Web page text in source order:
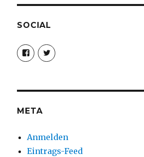
SOCIAL
Profil
von
christoph.fleischer1
anzeigen
Profil
von
anzeigen
META
Anmelden
Eintrags-Feed